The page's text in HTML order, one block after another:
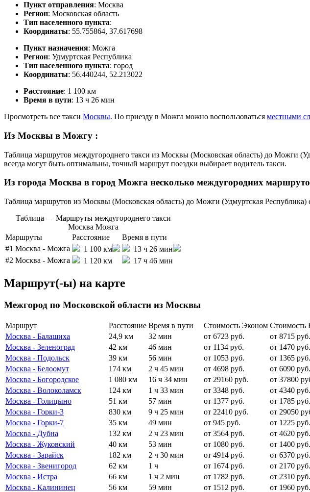
Пункт отправления: Москва
Регион: Московская область
Тип населенного пункта:
Координаты: 55.755864, 37.617698
Пункт назначения: Можга
Регион: Удмуртская Республика
Тип населенного пункта: город
Координаты: 56.440244, 52.213022
Расстояние: 1 100 км
Время в пути: 13 ч 26 мин
Просмотреть все такси Москвы. По приезду в Можга можно воспользоваться местными
Из Москвы в Можгу :
Таблица маршрутов междугороднего такси из Москвы (Московская область) до Можги
всегда могут быть оптимальны, точный маршрут поездки выбирает водитель такси.
Из города Москва в город Можга несколько междугородних
Таблица маршрутов из Москвы (Московская область) до Можги (Удмуртская Республика)
Таблица — Маршруты междугороднего такси
Москва Можга
Маршруты
Расстояние
Время в пути
#1 Москва - Можга 1 100 км
13 ч 26 мин
#2 Москва - Можга 1 120 км 17 ч 46 мин
Маршрут(-ы) на карте
Межгород по Московской области из Москвы
Маршрут Расстояние Время в пути Стоимость Эконом Стоимость
Москва - Балашиха
24,9 км 32 мин от 6723 руб.
от 8715 руб.
Москва - Зеленоград
42 км 46 мин от 1134 руб.
от 1470 руб.
Москва - Подольск
39 км 56 мин от 1053 руб.
от 1365 руб.
Москва - Белоомут
174 км 2 ч 45 мин от 4698 руб.
от 6090 руб.
Москва - Богородское
1 080 км 16 ч 34 мин от 29160 руб.
от 37800
Москва - Волоколамск
124 км 1 ч 33 мин от 3348 руб.
от 4340 руб.
Москва - Голицыно
51 км 57 мин от 1377 руб.
от 1785 руб.
Москва - Горки-3
830 км 9 ч 25 мин от 22410 руб.
от 29050
Москва - Горки-7
35 км 49 мин от 945 руб.
от 1225 руб.
Москва - Дубна
132 км 2 ч 23 мин от 3564 руб.
от 4620 руб.
Москва - Жуковский
40 км 53 мин от 1080 руб.
от 1400 руб.
Москва - Зарайск
182 км 2 ч 30 мин от 4914 руб.
от 6370 руб.
Москва - Звенигород
62 км 1 ч от 1674 руб.
от 2170 руб.
Москва - Истра
66 км 1 ч 2 мин от 1782 руб.
от 2310 руб.
Москва - Калининец
56 км 59 мин от 1512 руб. от 1960 руб.